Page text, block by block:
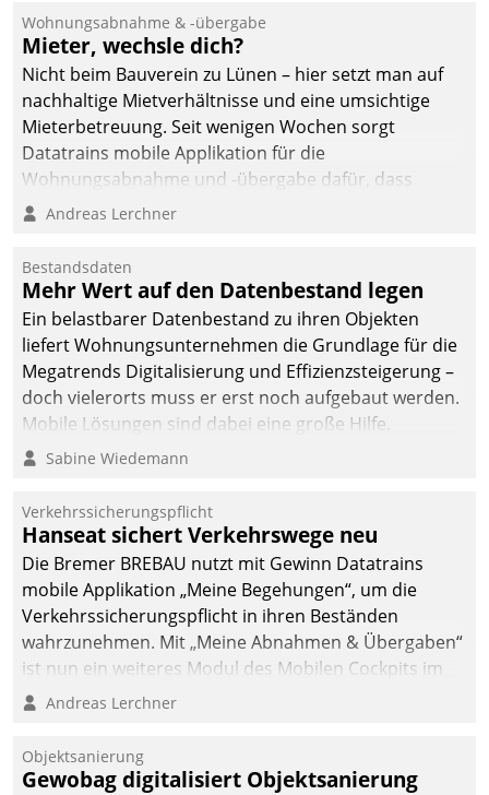
und Beschwerde-Management einen eigenen Kanal
ein.
Wohnungsabnahme & -übergabe
Mieter, wechsle dich?
Nicht beim Bauverein zu Lünen – hier setzt man auf
nachhaltige Mietverhältnisse und eine umsichtige
Mieterbetreuung. Seit wenigen Wochen sorgt
Datatrains mobile Applikation für die
Wohnungsabnahme und -übergabe dafür, dass
Mieter wohlgeordnet kommen und, so es sein muss,
Andreas Lerchner
Bestandsdaten
Mehr Wert auf den Datenbestand legen
Ein belastbarer Datenbestand zu ihren Objekten
liefert Wohnungsunternehmen die Grundlage für die
Megatrends Digitalisierung und Effizienzsteigerung –
doch vielerorts muss er erst noch aufgebaut werden.
Mobile Lösungen sind dabei eine große Hilfe.
Sabine Wiedemann
Verkehrssicherungspflicht
Hanseat sichert Verkehrswege neu
Die Bremer BREBAU nutzt mit Gewinn Datatrains
mobile Applikation „Meine Begehungen“, um die
Verkehrssicherungspflicht in ihren Beständen
wahrzunehmen. Mit „Meine Abnahmen & Übergaben“
ist nun ein weiteres Modul des Mobilen Cockpits im
Einsatz.
Andreas Lerchner
Objektsanierung
Gewobag digitalisiert Objektsanierung